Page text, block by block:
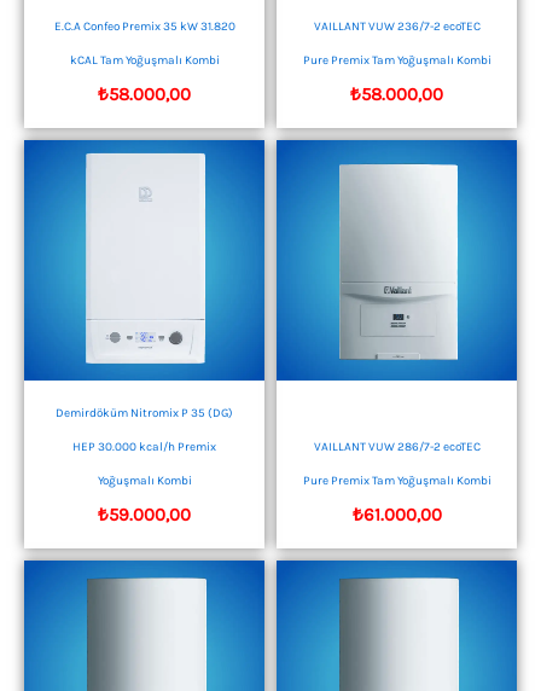
E.C.A Confeo Premix 35 kW 31.820
kCAL Tam Yoğuşmalı Kombi
₺58.000,00
VAILLANT VUW 236/7-2 ecoTEC
Pure Premix Tam Yoğuşmalı Kombi
₺58.000,00
Demirdöküm Nitromix P 35 (DG)
HEP 30.000 kcal/h Premix
Yoğuşmalı Kombi
₺59.000,00
VAILLANT VUW 286/7-2 ecoTEC
Pure Premix Tam Yoğuşmalı Kombi
₺61.000,00